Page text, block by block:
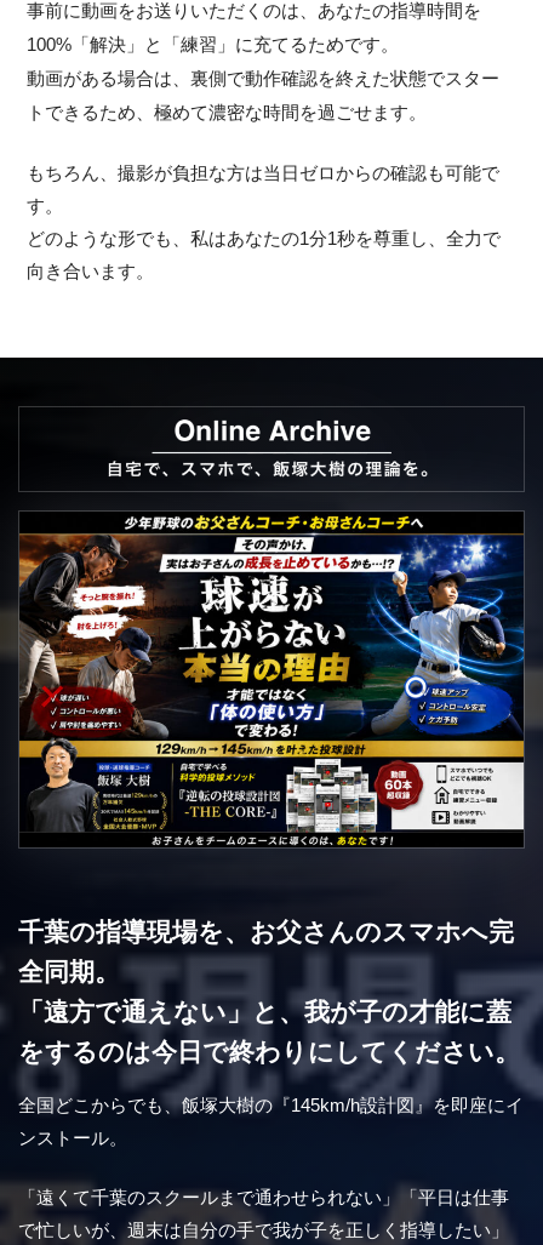
事前に動画をお送りいただくのは、あなたの指導時間を
100%「解決」と「練習」に充てるためです。
動画がある場合は、裏側で動作確認を終えた状態でスター
トできるため、極めて濃密な時間を過ごせます。
もちろん、撮影が負担な方は当日ゼロからの確認も可能で
す。
どのような形でも、私はあなたの1分1秒を尊重し、全力で
向き合います。
千葉の指導現場を、お父さんのスマホへ完
全同期。
「遠方で通えない」と、我が子の才能に蓋
をするのは今日で終わりにしてください。
全国どこからでも、飯塚大樹の『145km/h設計図』を即座にイ
ンストール。
「遠くて千葉のスクールまで通わせられない」「平日は仕事
で忙しいが、週末は自分の手で我が子を正しく指導したい」